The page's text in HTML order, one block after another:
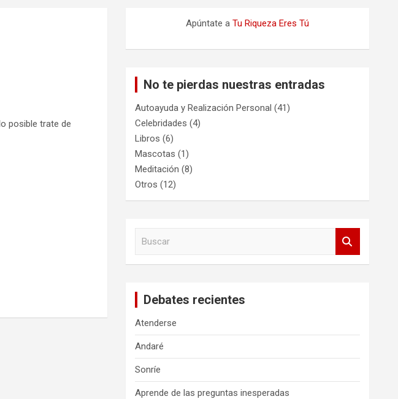
posible trate de
Apúntate aTu Riqueza Eres Tú
No te pierdas nuestras entradas
Autoayuda y Realización Personal (41)
Celebridades (4)
Libros (6)
Mascotas (1)
Meditación (8)
Otros (12)
Debates recientes
Atenderse
Andaré
Sonríe
Aprende de las preguntas inesperadas